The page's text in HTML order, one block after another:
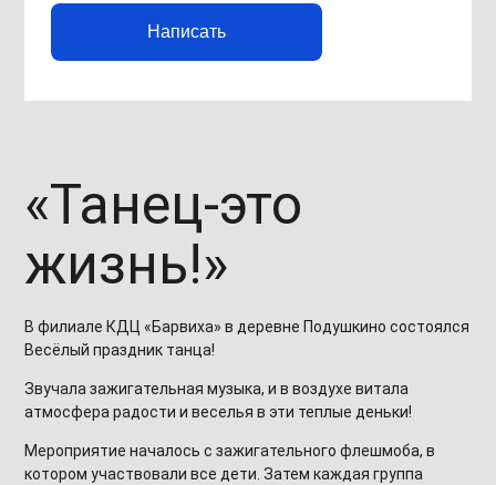
Написать
«Танец-это
жизнь!»
В филиале КДЦ «Барвиха» в деревне Подушкино состоялся
Весёлый праздник танца!
Звучала зажигательная музыка, и в воздухе витала
атмосфера радости и веселья в эти теплые деньки!
Мероприятие началось с зажигательного флешмоба, в
котором участвовали все дети. Затем каждая группа